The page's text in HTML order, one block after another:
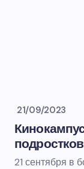
21/09/2023
21 сентября в